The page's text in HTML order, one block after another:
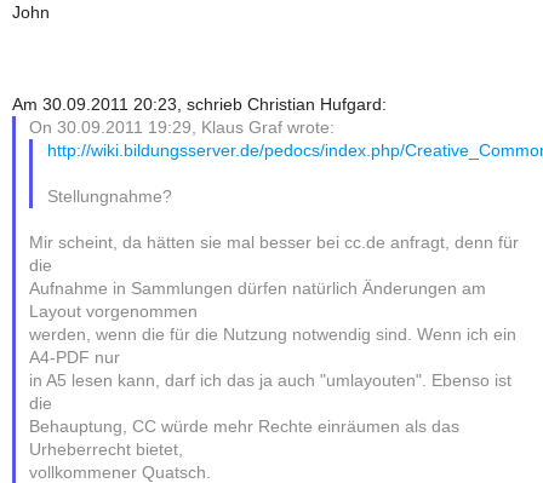
John
Am 30.09.2011 20:23, schrieb Christian Hufgard:
On 30.09.2011 19:29, Klaus Graf wrote:
http://wiki.bildungsserver.de/pedocs/index.php/
Stellungnahme?
Mir scheint, da hätten sie mal besser bei cc.de anfragt, denn für
die
Aufnahme in Sammlungen dürfen natürlich Änderungen am
Layout vorgenommen
werden, wenn die für die Nutzung notwendig sind. Wenn ich ein
A4-PDF nur
in A5 lesen kann, darf ich das ja auch "umlayouten". Ebenso ist
die
Behauptung, CC würde mehr Rechte einräumen als das
Urheberrecht bietet,
vollkommener Quatsch.